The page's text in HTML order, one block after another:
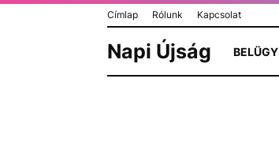
Címlap Rólunk Kapcsolat
Napi Újság BELÜGY